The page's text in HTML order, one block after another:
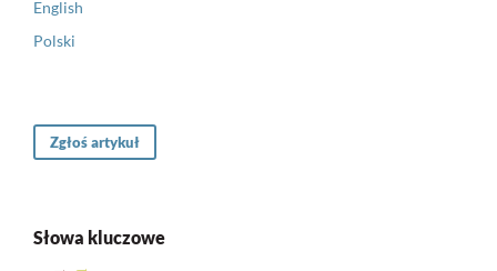
English
Polski
Zgłoś artykuł
Słowa kluczowe